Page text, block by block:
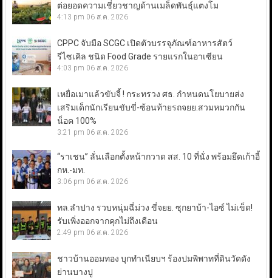
ต่อยอดความเชี่ยวชาญด้านเมล็ดพันธุ์แตงโม
4:13 pm 06 ส.ค. 2026
CPPC จับมือ SCGC เปิดตัวบรรจุภัณฑ์อาหารสัตว์
รีไซเคิล ชนิด Food Grade รายแรกในอาเซียน
4:03 pm 06 ส.ค. 2026
เหยื่อเมาแล้วขับจี้ ! กระทรวง ศธ. กำหนดนโยบายส่ง
เสริมเด็กนักเรียนขับขี่-ซ้อนท้ายรถจยย.สวมหมวกกัน
น็อค 100%
3:21 pm 06 ส.ค. 2026
“ราเชน” ลั่นเลือกตั้งหน้ากวาด สส. 10 ที่นั่ง พร้อมยึดเก้าอี้
กห.-มท.
3:06 pm 06 ส.ค. 2026
ทล.ลำปาง รวบหนุ่มฉี่ม่วง ขี่จยย. ซุกยาบ้า-ไอซ์ ไม่เข็ด!
รับเพิ่งออกจากคุกไม่ถึงเดือน
2:49 pm 06 ส.ค. 2026
ชาวบ้านออมทอง บุกทำเนียบฯ ร้องปมพิพาทที่ดินวัดดัง
ย่านบางปู